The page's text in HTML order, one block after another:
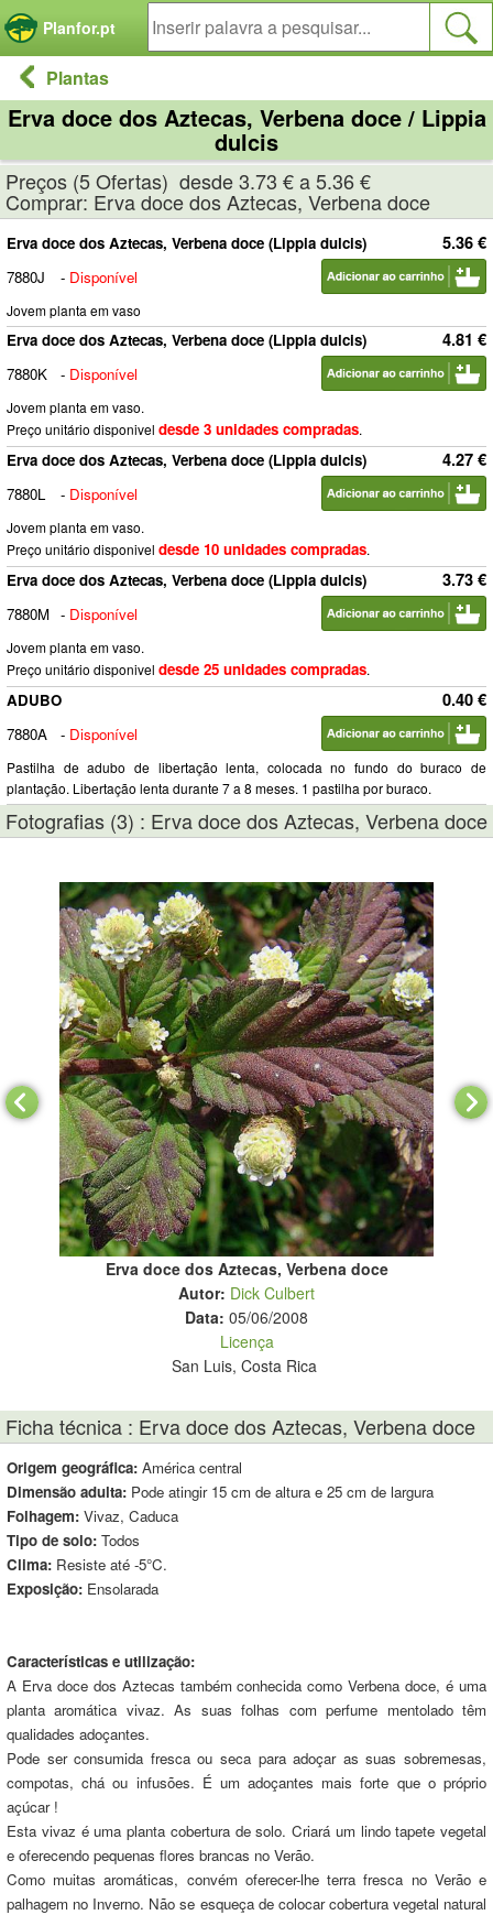
Planfor.pt
Plantas
Erva doce dos Aztecas, Verbena doce / Lippia
dulcis
Preços (5 Ofertas) desde 3.73 € a 5.36 €
Comprar: Erva doce dos Aztecas, Verbena doce
5.36 €
Erva doce dos Aztecas, Verbena doce (Lippia dulcis)
7880J
- Disponível
Jovem planta em vaso
4.81 €
Erva doce dos Aztecas, Verbena doce (Lippia dulcis)
7880K
- Disponível
Jovem planta em vaso.
Preço unitário disponivel desde 3 unidades compradas.
4.27 €
Erva doce dos Aztecas, Verbena doce (Lippia dulcis)
7880L
- Disponível
Jovem planta em vaso.
Preço unitário disponivel desde 10 unidades compradas.
3.73 €
Erva doce dos Aztecas, Verbena doce (Lippia dulcis)
7880M - Disponível
Jovem planta em vaso.
Preço unitário disponivel desde 25 unidades compradas.
0.40 €
ADUBO
7880A
- Disponível
Pastilha de adubo de libertação lenta, colocada no fundo do buraco de
plantação. Libertação lenta durante 7 a 8 meses. 1 pastilha por buraco.
Fotografias (3) : Erva doce dos Aztecas, Verbena doce
Erva doce dos Aztecas, Verbena doce
Autor: Dick Culbert
Data: 05/06/2008
Licença
San Luis, Costa Rica
Ficha técnica : Erva doce dos Aztecas, Verbena doce
Origem geográfica: América central
Dimensão adulta: Pode atingir 15 cm de altura e 25 cm de largura
Folhagem: Vivaz, Caduca
Tipo de solo: Todos
Clima: Resiste até -5°C.
Exposição: Ensolarada
Características e utilização:
A Erva doce dos Aztecas também conhecida como Verbena doce, é uma
planta aromática vivaz. As suas folhas com perfume mentolado têm
qualidades adoçantes.
Pode ser consumida fresca ou seca para adoçar as suas sobremesas,
compotas, chá ou infusões. É um adoçantes mais forte que o próprio
açúcar !
Esta vivaz é uma planta cobertura de solo. Criará um lindo tapete vegetal
e oferecendo pequenas flores brancas no Verão.
Como muitas aromáticas, convém oferecer-lhe terra fresca no Verão e
palhagem no Inverno. Não se esqueça de colocar cobertura vegetal natural
Painel de Gerenciamento de Cookies